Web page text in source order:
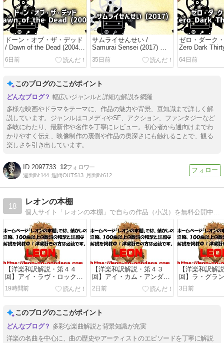
ドーン・オブ・ザ・デッド
/ Dawn of the Dead (2004)
ゾンビ激闘 / レビュー・解
説・映画情報
6日前
サムライせんせい /
Samurai Sensei (2017) 侍
教師奮闘 / レビュー・解
説・映画情報
35日前
ゼロ・ダーク
Zero Dark
跡の執念 / レ
説・映画情報
64日前
このブログのここがポイント
幅広いジャンルと詳細な解説を網羅
多様な映画やドラマをテーマに、作品の魅力や背景、豆知識まで詳しく解
説しています。ジャンルはコメディやSF、アクション、ファンタジーなど
多岐にわたり、最新作や名作を丁寧にレビュー。初心者から通向けまでわ
かりやすく伝え、映像制作の裏側や作品の奥深さにも触れることで、観る
楽しさを引き出しています。
2097733 12
週間IN:144 週間OUT:513 月間IN:612
18
レオンの本棚
【洋楽和訳解説・第４４
回】アイ・ラヴ・ロック
ン・ロール / ジョーン・ジ
ェット＆ザ・ブラックハー
ツ
19時間前
【洋楽和訳解説・第４３
回】アイ・カム・アンダー
ン / ジェニファー・ラッシ
ュ
2日前
【洋楽和訳解
回】ラ・グラ
トップ
3日前
このブログのここがポイント
多彩な楽曲解説と背景知識が充実
洋楽の名曲を中心に、曲の歴史やアーティストのエピソードを丁寧に解説